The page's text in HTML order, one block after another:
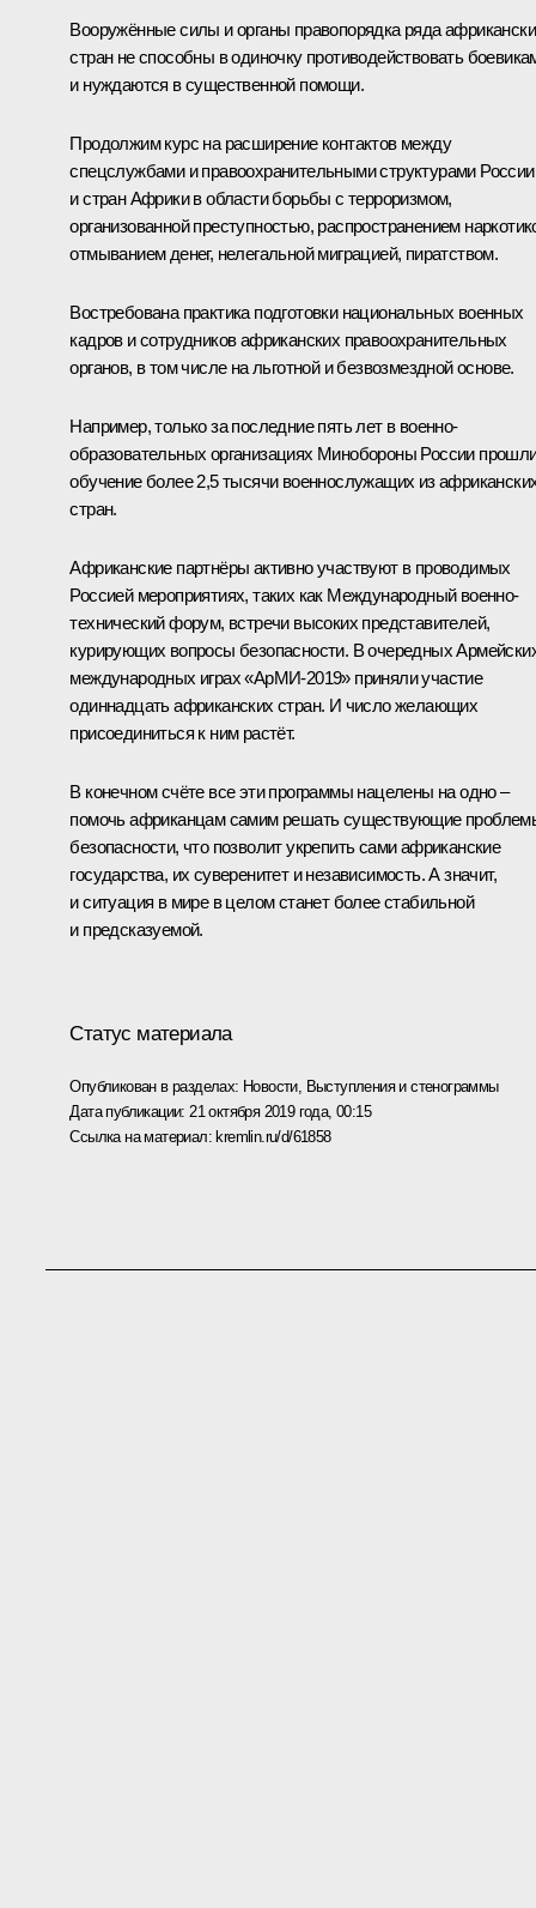
Вооружённые силы и органы правопорядка ряда
стран не способны в одиночку противодействовать
и нуждаются в существенной помощи.
Продолжим курс на расширение контактов между
спецслужбами и правоохранительными структурами России
и стран Африки в области борьбы с терроризмом,
организованной преступностью, распространением
отмыванием денег, нелегальной миграцией, пиратством.
Востребована практика подготовки национальных военных
кадров и сотрудников африканских правоохранительных
органов, в том числе на льготной и безвозмездной основе.
Например, только за последние пять лет в военно-
образовательных организациях Минобороны России
обучение более 2,5 тысячи военнослужащих из
стран.
Африканские партнёры активно участвуют в проводимых
Россией мероприятиях, таких как Международный военно-
технический форум, встречи высоких представителей,
курирующих вопросы безопасности. В очередных
международных играх «АрМИ-2019» приняли участие
одиннадцать африканских стран. И число желающих
присоединиться к ним растёт.
В конечном счёте все эти программы нацелены на одно –
помочь африканцам самим решать существующие
безопасности, что позволит укрепить сами африканские
государства, их суверенитет и независимость. А значит,
и ситуация в мире в целом станет более стабильной
и предсказуемой.
Статус материала
Опубликован в разделах: Новости, Выступления и стенограммы
Дата публикации: 21 октября 2019 года, 00:15
Ссылка на материал: kremlin.ru/d/61858